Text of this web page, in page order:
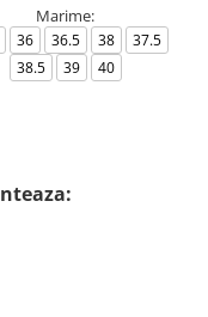
Marime:
36 36.5 38
37.5
38.5
39 40